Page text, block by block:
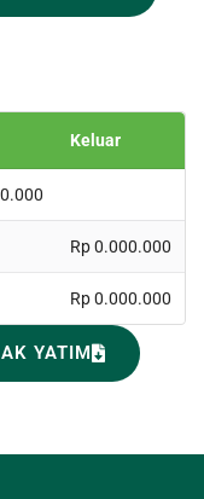
Keluar
Rp 0.000.000
Rp 0.000.000
YATIM